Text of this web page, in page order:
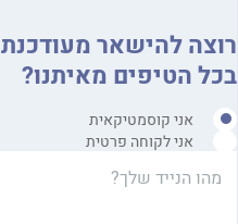
רוצה להישאר מעודכנת
בכל הטיפים מאיתנו?
אני קוסמטיקאית
אני לקוחה פרטית